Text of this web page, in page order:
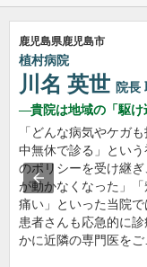
鹿児島県鹿児島市
植村病院
川名 英世 院長
貴院は地域の「駆け
「どんな病気やケガ
中無休で診る」とい
のポリシーを受け継
が動かなくなった」
痛い」といった当院
患者さんも応急的に
かに近隣の専門医を